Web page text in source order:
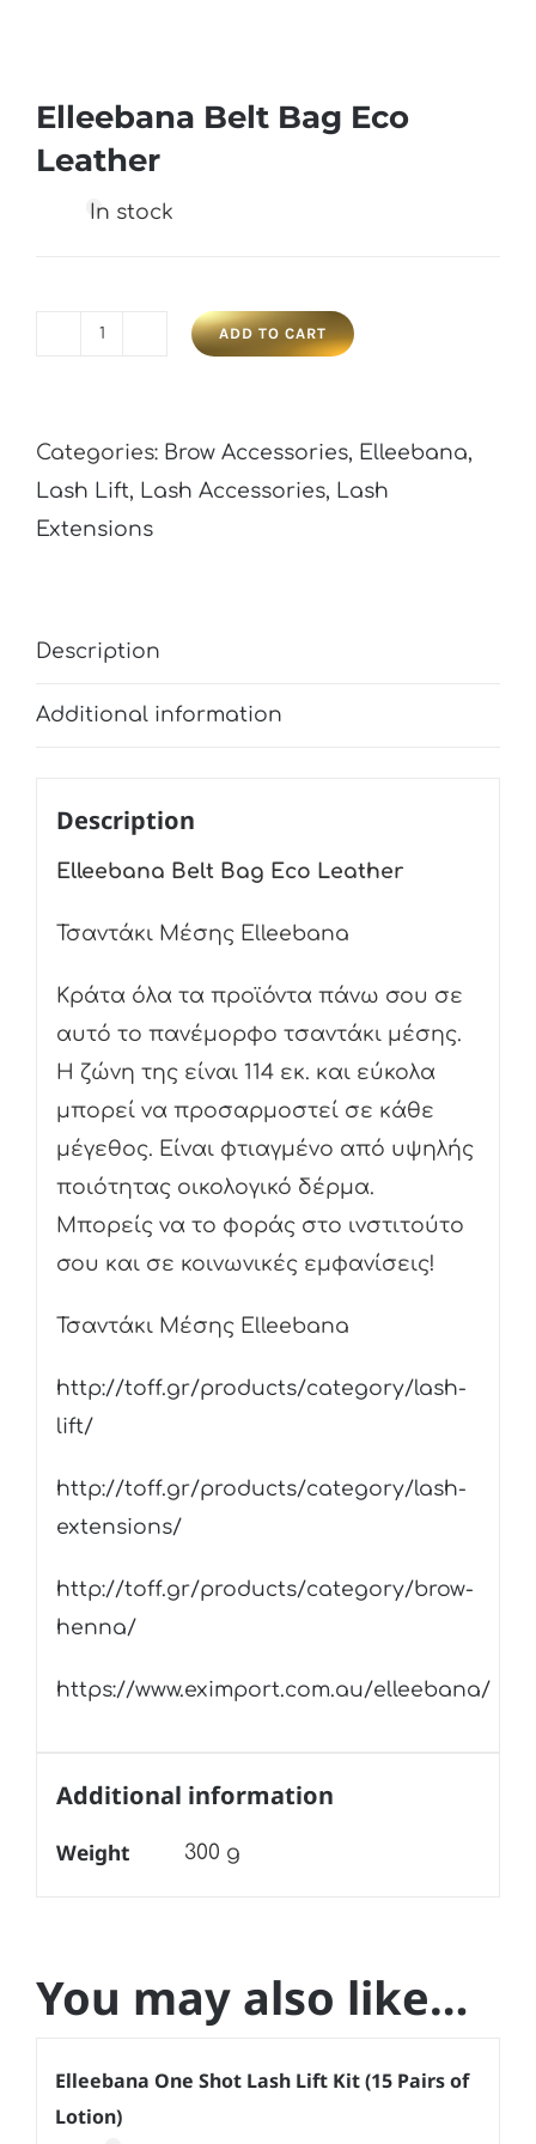
Elleebana Belt Bag Eco
Leather
In stock
Elleebana
Eco
Leather
quantity
ADD TO CART
Categories: Brow Accessories, Elleebana,
Lash Lift, Lash Accessories, Lash
Extensions
Description
Additional information
Description
Elleebana Belt Bag Eco Leather
Τσαντάκι Mέσης Elleebana
Κράτα όλα τα προϊόντα πάνω σου σε
αυτό το πανέμορφο τσαντάκι μέσης.
Η ζώνη της είναι 114 εκ. και εύκολα
μπορεί να προσαρμοστεί σε κάθε
μέγεθος. Είναι φτιαγμένο από υψηλής
ποιότητας οικολογικό δέρμα.
Μπορείς να το φοράς στο ινστιτούτο
σου και σε κοινωνικές εμφανίσεις!
Τσαντάκι Mέσης Elleebana
http://toff.gr/products/category/lash-
lift/
http://toff.gr/products/category/lash-
extensions/
http://toff.gr/products/category/brow-
henna/
https://www.eximport.com.au/elleebana/
Additional information
Weight 300 g
You may also like…
Elleebana One Shot Lash Lift Kit (15 Pairs of
Lotion)